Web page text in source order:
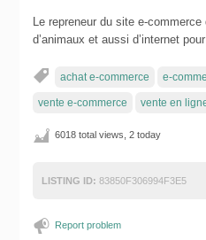
Le repreneur du site e-
d’animaux et aussi d’internet
achat e-commerce e-
vente e-commerce vente en
6018 total views, 2 today
LISTING ID: 83850F306994F3E5
Report problem